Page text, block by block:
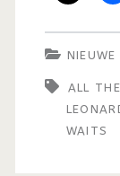
NIEUWE
ALL
WAITS